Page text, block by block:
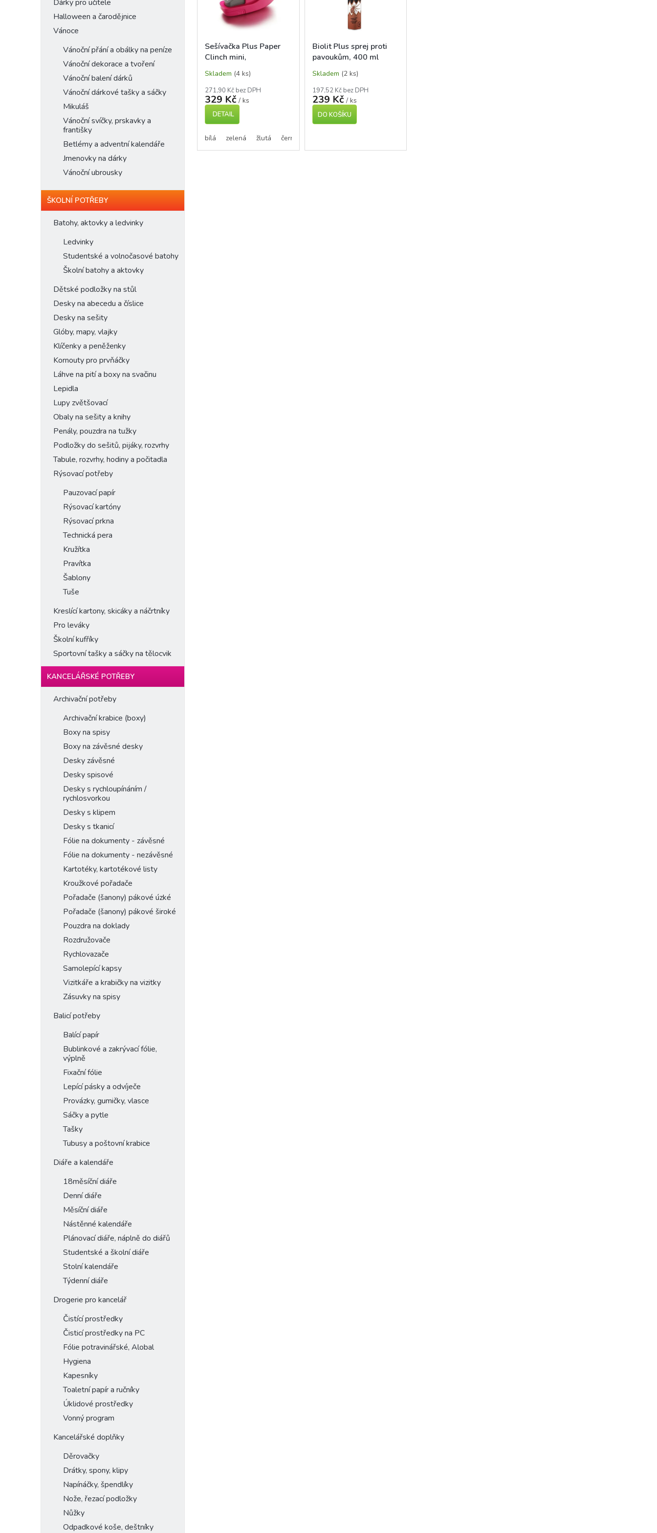
Dárky pro učitele
Halloween a čarodějnice
Vánoce
Vánoční přání a obálky na peníze
Vánoční dekorace a tvoření
Vánoční balení dárků
Vánoční dárkové tašky a sáčky
Mikuláš
Vánoční svíčky, prskavky a
františky
Betlémy a adventní kalendáře
Jmenovky na dárky
Vánoční ubrousky
ŠKOLNÍ POTŘEBY
Batohy, aktovky a ledvinky
Ledvinky
Studentské a volnočasové batohy
Školní batohy a aktovky
Dětské podložky na stůl
Desky na abecedu a číslice
Desky na sešity
Glóby, mapy, vlajky
Klíčenky a peněženky
Kornouty pro prvňáčky
Láhve na pití a boxy na svačinu
Lepidla
Lupy zvětšovací
Obaly na sešity a knihy
Penály, pouzdra na tužky
Podložky do sešitů, pijáky, rozvrhy
Tabule, rozvrhy, hodiny a počitadla
Rýsovací potřeby
Pauzovací papír
Rýsovací kartóny
Rýsovací prkna
Technická pera
Kružítka
Pravítka
Šablony
Tuše
Kreslící kartony, skicáky a náčrtníky
Pro leváky
Školní kufříky
Sportovní tašky a sáčky na tělocvik
KANCELÁŘSKÉ POTŘEBY
Archivační potřeby
Archivační krabice (boxy)
Boxy na spisy
Boxy na závěsné desky
Desky závěsné
Desky spisové
Desky s rychloupínáním /
rychlosvorkou
Desky s klipem
Desky s tkanicí
Fólie na dokumenty - závěsné
Fólie na dokumenty - nezávěsné
Kartotéky, kartotékové listy
Kroužkové pořadače
Pořadače (šanony) pákové úzké
Pořadače (šanony) pákové široké
Pouzdra na doklady
Rozdružovače
Rychlovazače
Samolepící kapsy
Vizitkáře a krabičky na vizitky
Zásuvky na spisy
Balicí potřeby
Balící papír
Bublinkové a zakrývací fólie,
výplně
Fixační fólie
Lepící pásky a odvíječe
Provázky, gumičky, vlasce
Sáčky a pytle
Tašky
Tubusy a poštovní krabice
Diáře a kalendáře
18měsíční diáře
Denní diáře
Měsíční diáře
Nástěnné kalendáře
Plánovací diáře, náplně do diářů
Studentské a školní diáře
Stolní kalendáře
Týdenní diáře
Drogerie pro kancelář
Čistící prostředky
Čisticí prostředky na PC
Fólie potravinářské, Alobal
Hygiena
Kapesníky
Toaletní papír a ručníky
Úklidové prostředky
Vonný program
Kancelářské doplňky
Děrovačky
Drátky, spony, klipy
Napínáčky, špendlíky
Nože, řezací podložky
Nůžky
Odpadkové koše, deštníky
ů
d
u
k
t
ů
Sešívačka Plus Paper
Clinch mini,
bezdrátková
Skladem (4 ks)
271,90 Kč bez DPH
329 Kč / ks
DETAIL
bílá zelená žlutá černá
Biolit Plus sprej proti
pavoukům, 400 ml
Skladem (2 ks)
197,52 Kč bez DPH
239 Kč / ks
DO KOŠÍKU